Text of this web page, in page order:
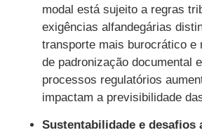
modal está sujeito a regras
exigências alfandegárias
transporte mais burocrático e
de padronização documental
processos regulatórios
impactam a previsibilidade
Sustentabilidade e desafios